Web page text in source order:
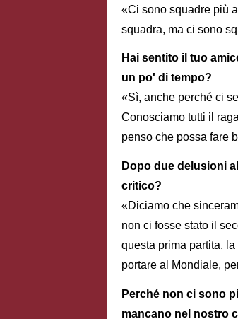
«Ci sono squadre più
squadra, ma ci sono
Hai sentito il tuo
un po' di tempo?
«Sì, anche perché ci
Conosciamo tutti il
penso che possa fare
Dopo due delusioni
critico?
«Diciamo che
non ci fosse stato il
questa prima partita,
portare al Mondiale,
Perché non ci sono
mancano nel nostro